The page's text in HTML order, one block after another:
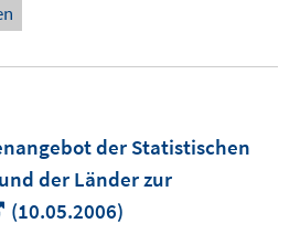
der Statistischen
der Länder zur
In
(10.05.2006)